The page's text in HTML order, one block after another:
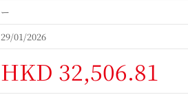
ー
29/01/2026
HKD 32,506.81